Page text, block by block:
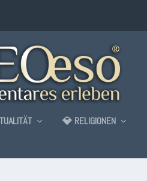
💎 RELIGIONEN